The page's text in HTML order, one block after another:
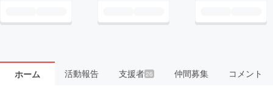
ホーム 活動報告 支援者 26 仲間募集 コメント